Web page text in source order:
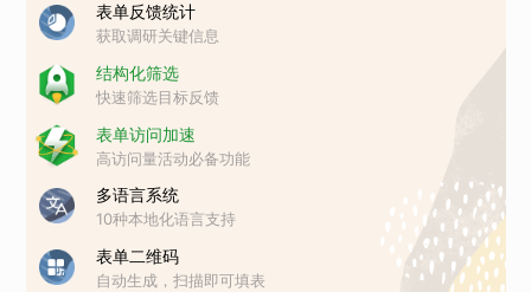
表单反馈统计
获取调研关键信息
结构化筛选
快速筛选目标反馈
表单访问加速
高访问量活动必备功能
多语言系统
10种本地化语言支持
表单二维码
自动生成，扫描即可填表